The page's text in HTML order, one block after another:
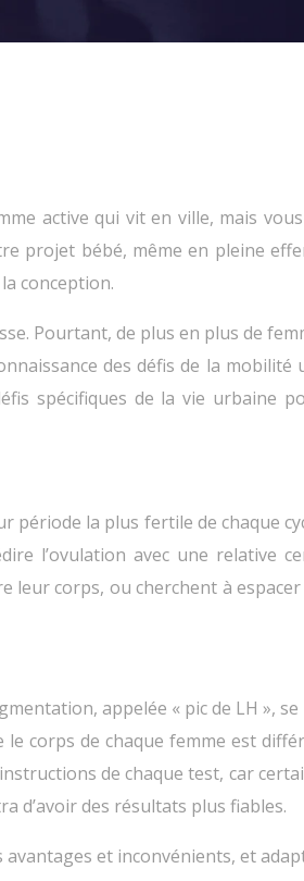
active qui vit en ville, mais
bébé, même en pleine
conception.
Pourtant, de plus en plus de
des défis de la
spécifiques de la vie urbaine
période la plus fertile de chaque
l’ovulation avec une relative
corps, ou cherchent à
appelée « pic de LH »,
corps de chaque femme est
de chaque test, car
d’avoir des résultats plus fiables.
et inconvénients, et